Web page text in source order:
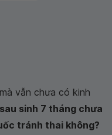
vẫn chưa có kinh
sau sinh 7 tháng chưa
tránh thai không?